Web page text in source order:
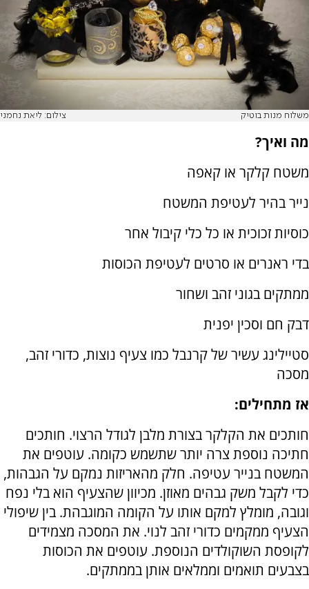
משלוח מנות בוטיק צילום: ליאת נחמני
מה ואיך?
משטח קלקר או קאפה
נייר בהיר לעטיפת המשטח
כוסיות זכוכית או כל כלי קיבול אחר
בדי ראנרים או סרטים לעטיפת הכוסות
ממתקים בגוני זהב ושחור
דבק חם וסכין יפנית
סטיילינג עשיר של קרנבל כמו צעיף נוצות, כדורי זהב,
מסכה
אז מתחילים:
חותכים את הקלקר בצורת מלבן לגודל הרצוי. חותכים
חתיכה נוספת צרה יותר שתשמש כקומה. עוטפים את
המשטח בנייר עטיפה. חלק מהאריזות נמקם על הגבהות,
כדי לקבל משק גבהים מאוזן. מכיוון שהצעיף הוא בלי נפח
וגובה, מומלץ למקם אותו על הקומה המוגבהת. בין שיפולי
הצעיף ממקמים כדורי זהב לנוי. את המסכה מצמידים
לקופסת השוקולדים הנוספת. עוטפים את הכוסות
בצבעים תואמים וממלאים אותן בממתקים.